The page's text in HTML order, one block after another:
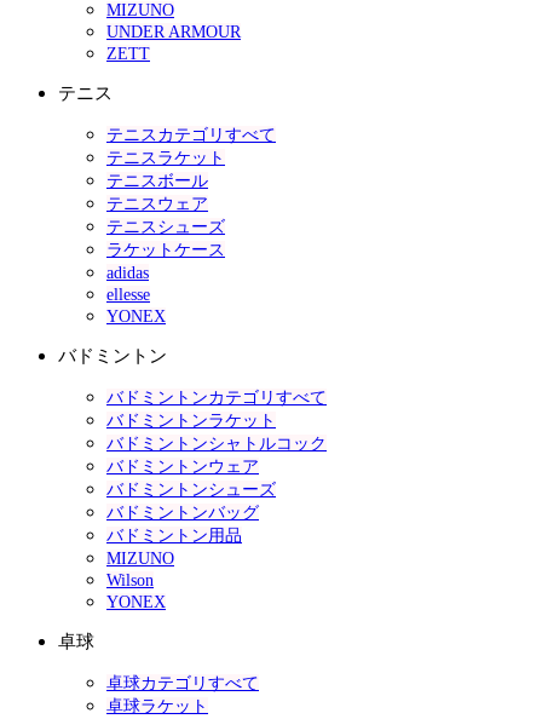
MIZUNO
UNDER ARMOUR
ZETT
テニス
テニスカテゴリすべて
テニスラケット
テニスボール
テニスウェア
テニスシューズ
ラケットケース
adidas
ellesse
YONEX
バドミントン
バドミントンカテゴリすべて
バドミントンラケット
バドミントンシャトルコック
バドミントンウェア
バドミントンシューズ
バドミントンバッグ
バドミントン用品
MIZUNO
Wilson
YONEX
卓球
卓球カテゴリすべて
卓球ラケット